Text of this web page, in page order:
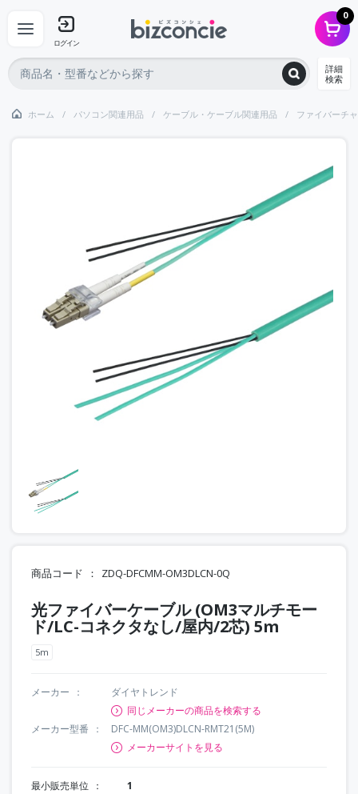
ログイン
0
詳細
検索
ホーム パソコン関連用品 ケーブル・ケーブル関連用品 ファイバーチ
商品コード ZDQ-DFCMM-OM3DLCN-0Q
光ファイバーケーブル (OM3マルチモー
ド/LC-コネクタなし/屋内/2芯) 5m
5m
メーカー
ダイヤトレンド
同じメーカーの商品を検索する
メーカー型番
DFC-MM(OM3)DLCN-RMT21(5M)
メーカーサイトを見る
最小販売単位 1